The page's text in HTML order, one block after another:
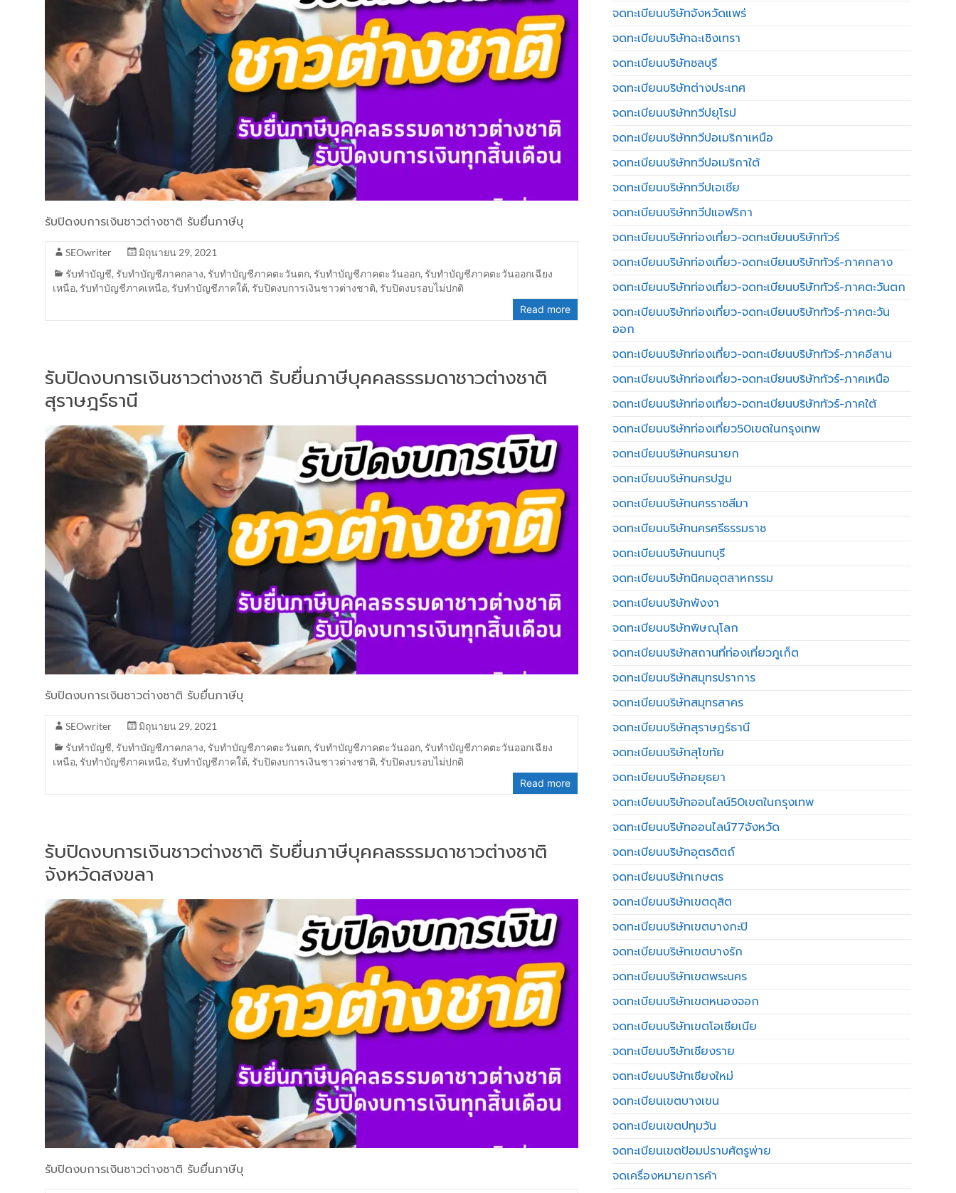
รับปิดงบการเงินชาวต่างชาติ รับยื่นภาษีบุ
SEOwriter
มิถุนายน 29, 2021
รับทำบัญชี, รับทำบัญชีภาคกลาง, รับทำบัญชีภาคตะวันตก, รับทำบัญชีภาคตะวันออก, รับทำบัญชีภาคตะวันออกเฉียง
เหนือ, รับทำบัญชีภาคเหนือ, รับทำบัญชีภาคใต้, รับปิดงบการเงินชาวต่างชาติ, รับปิดงบรอบไม่ปกติ
Read more
รับปิดงบการเงินชาวต่างชาติ รับยื่นภาษีบุคคลธรรมดาชาวต่างชาติ
สุราษฎร์ธานี
รับปิดงบการเงินชาวต่างชาติ รับยื่นภาษีบุ
SEOwriter
มิถุนายน 29, 2021
รับทำบัญชี, รับทำบัญชีภาคกลาง, รับทำบัญชีภาคตะวันตก, รับทำบัญชีภาคตะวันออก, รับทำบัญชีภาคตะวันออกเฉียง
เหนือ, รับทำบัญชีภาคเหนือ, รับทำบัญชีภาคใต้, รับปิดงบการเงินชาวต่างชาติ, รับปิดงบรอบไม่ปกติ
Read more
รับปิดงบการเงินชาวต่างชาติ รับยื่นภาษีบุคคลธรรมดาชาวต่างชาติ
จังหวัดสงขลา
รับปิดงบการเงินชาวต่างชาติ รับยื่นภาษีบุ
จดทะเบียนบริษัทจังหวัดแพร่
จดทะเบียนบริษัทฉะเชิงเทรา
จดทะเบียนบริษัทชลบุรี
จดทะเบียนบริษัทต่างประเทศ
จดทะเบียนบริษัททวีปยุโรป
จดทะเบียนบริษัททวีปอเมริกาเหนือ
จดทะเบียนบริษัททวีปอเมริกาใต้
จดทะเบียนบริษัททวีปเอเชีย
จดทะเบียนบริษัททวีปแอฟริกา
จดทะเบียนบริษัทท่องเที่ยว-จดทะเบียนบริษัททัวร์
จดทะเบียนบริษัทท่องเที่ยว-จดทะเบียนบริษัททัวร์-ภาคกลาง
จดทะเบียนบริษัทท่องเที่ยว-จดทะเบียนบริษัททัวร์-ภาคตะวันตก
จดทะเบียนบริษัทท่องเที่ยว-จดทะเบียนบริษัททัวร์-ภาคตะวัน
ออก
จดทะเบียนบริษัทท่องเที่ยว-จดทะเบียนบริษัททัวร์-ภาคอีสาน
จดทะเบียนบริษัทท่องเที่ยว-จดทะเบียนบริษัททัวร์-ภาคเหนือ
จดทะเบียนบริษัทท่องเที่ยว-จดทะเบียนบริษัททัวร์-ภาคใต้
จดทะเบียนบริษัทท่องเที่ยว50เขตในกรุงเทพ
จดทะเบียนบริษัทนครนายก
จดทะเบียนบริษัทนครปฐม
จดทะเบียนบริษัทนครราชสีมา
จดทะเบียนบริษัทนครศรีธรรมราช
จดทะเบียนบริษัทนนทบุรี
จดทะเบียนบริษัทนิคมอุตสาหกรรม
จดทะเบียนบริษัทพังงา
จดทะเบียนบริษัทพิษณุโลก
จดทะเบียนบริษัทสถานที่ท่องเที่ยวภูเก็ต
จดทะเบียนบริษัทสมุทรปราการ
จดทะเบียนบริษัทสมุทรสาคร
จดทะเบียนบริษัทสุราษฎร์ธานี
จดทะเบียนบริษัทสุโขทัย
จดทะเบียนบริษัทอยุธยา
จดทะเบียนบริษัทออนไลน์50เขตในกรุงเทพ
จดทะเบียนบริษัทออนไลน์77จังหวัด
จดทะเบียนบริษัทอุตรดิตถ์
จดทะเบียนบริษัทเกษตร
จดทะเบียนบริษัทเขตดุสิต
จดทะเบียนบริษัทเขตบางกะปิ
จดทะเบียนบริษัทเขตบางรัก
จดทะเบียนบริษัทเขตพระนคร
จดทะเบียนบริษัทเขตหนองจอก
จดทะเบียนบริษัทเขตโอเชียเนีย
จดทะเบียนบริษัทเชียงราย
จดทะเบียนบริษัทเชียงใหม่
จดทะเบียนเขตบางเขน
จดทะเบียนเขตปทุมวัน
จดทะเบียนเขตป้อมปราบศัตรูพ่าย
จดเครื่องหมายการค้า